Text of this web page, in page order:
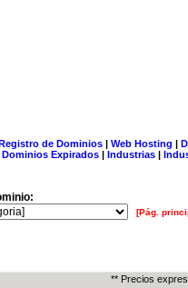
de Dominios| Web Hosting |
Dominios Expirados | Industrias |
[Pág.
** Precios